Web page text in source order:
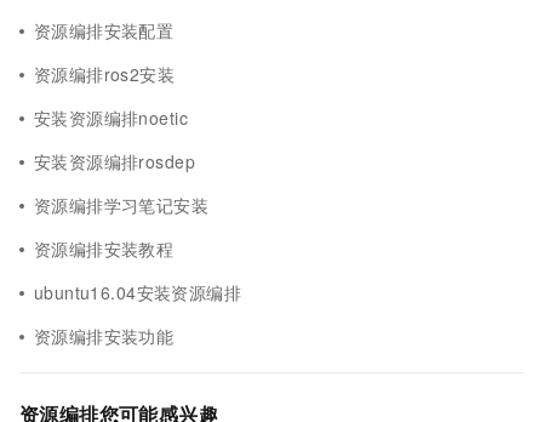
资源编排安装配置
资源编排ros2安装
安装资源编排noetic
安装资源编排rosdep
资源编排学习笔记安装
资源编排安装教程
ubuntu16.04安装资源编排
资源编排安装功能
资源编排您可能感兴趣